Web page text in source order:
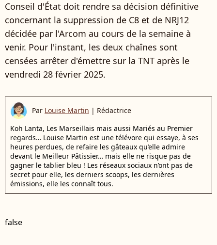
Conseil d'État doit rendre sa décision définitive
concernant la suppression de C8 et de NRJ12
décidée par l'Arcom au cours de la semaine à
venir. Pour l'instant, les deux chaînes sont
censées arrêter d'émettre sur la TNT après le
vendredi 28 février 2025.
Par Louise Martin | Rédactrice
Koh Lanta, Les Marseillais mais aussi Mariés au Premier
regards… Louise Martin est une télévore qui essaye, à ses
heures perdues, de refaire les gâteaux qu’elle admire
devant le Meilleur Pâtissier… mais elle ne risque pas de
gagner le tablier bleu ! Les réseaux sociaux n’ont pas de
secret pour elle, les derniers scoops, les dernières
émissions, elle les connaît tous.
false